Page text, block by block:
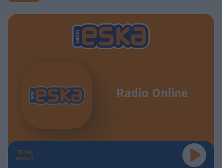
Radio Online
TERAZ
GRAMY